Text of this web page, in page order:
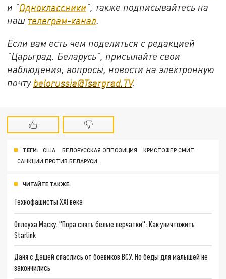
и "Одноклассники", также подписывайтесь на
наш телеграм-канал.
Если вам есть чем поделиться с редакцией
"Царьград. Беларусь", присылайте свои
наблюдения, вопросы, новости на электронную
почту belorussia@Tsargrad.TV.
ТЕГИ: США БЕЛОРУССКАЯ ОППОЗИЦИЯ
КРИСТОФЕР СМИТ
САНКЦИИ ПРОТИВ БЕЛАРУСИ
ЧИТАЙТЕ ТАКЖЕ:
Технофашисты XXI века
Оплеуха Маску. "Пора снять белые перчатки": Как уничтожить
Starlink
Даня с Дашей спаслись от боевиков ВСУ. Но беды для малышей не
закончились